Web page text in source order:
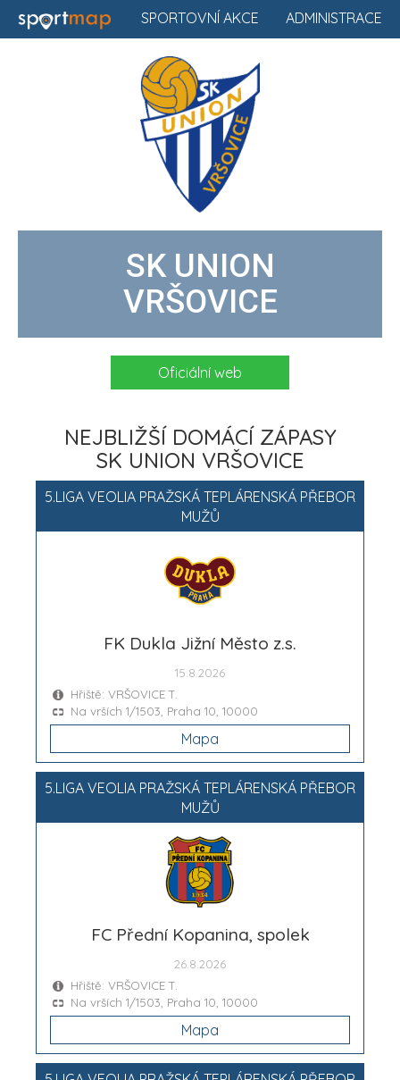
ADMINISTRACE
SPORTOVNÍ AKCE
SK UNION
VRŠOVICE
Oficiální web
NEJBLIŽŠÍ DOMÁCÍ ZÁPASY
SK UNION VRŠOVICE
5.LIGA VEOLIA PRAŽSKÁ TEPLÁRENSKÁ PŘEBOR
MUŽŮ
FK Dukla Jižní Město z.s.
15.8.2026
Hřiště: VRŠOVICE T.
Na vrších 1/1503, Praha 10, 10000
Mapa
5.LIGA VEOLIA PRAŽSKÁ TEPLÁRENSKÁ PŘEBOR
MUŽŮ
FC Přední Kopanina, spolek
26.8.2026
Hřiště: VRŠOVICE T.
Na vrších 1/1503, Praha 10, 10000
Mapa